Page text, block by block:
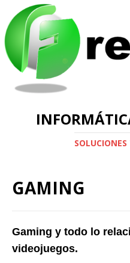
GAMING
Gaming y todo lo
videojuegos.